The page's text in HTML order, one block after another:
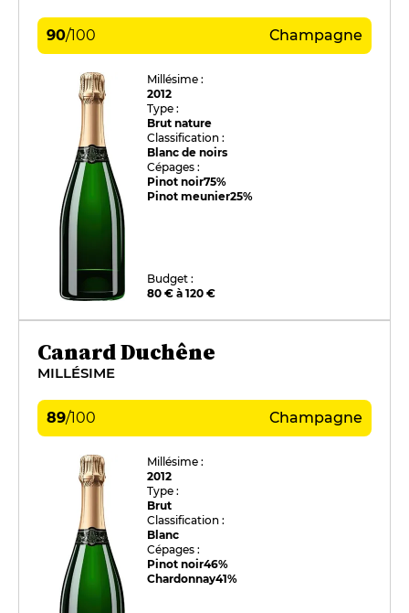
90/100 Champagne
Millésime :
2012
Type :
Brut nature
Classification :
Blanc de noirs
Cépages :
Pinot noir75%
Pinot meunier25%
Budget :
80 € à 120 €
Canard Duchêne
MILLÉSIME
89/100 Champagne
Millésime :
2012
Type :
Brut
Classification :
Blanc
Cépages :
Pinot noir46%
Chardonnay41%